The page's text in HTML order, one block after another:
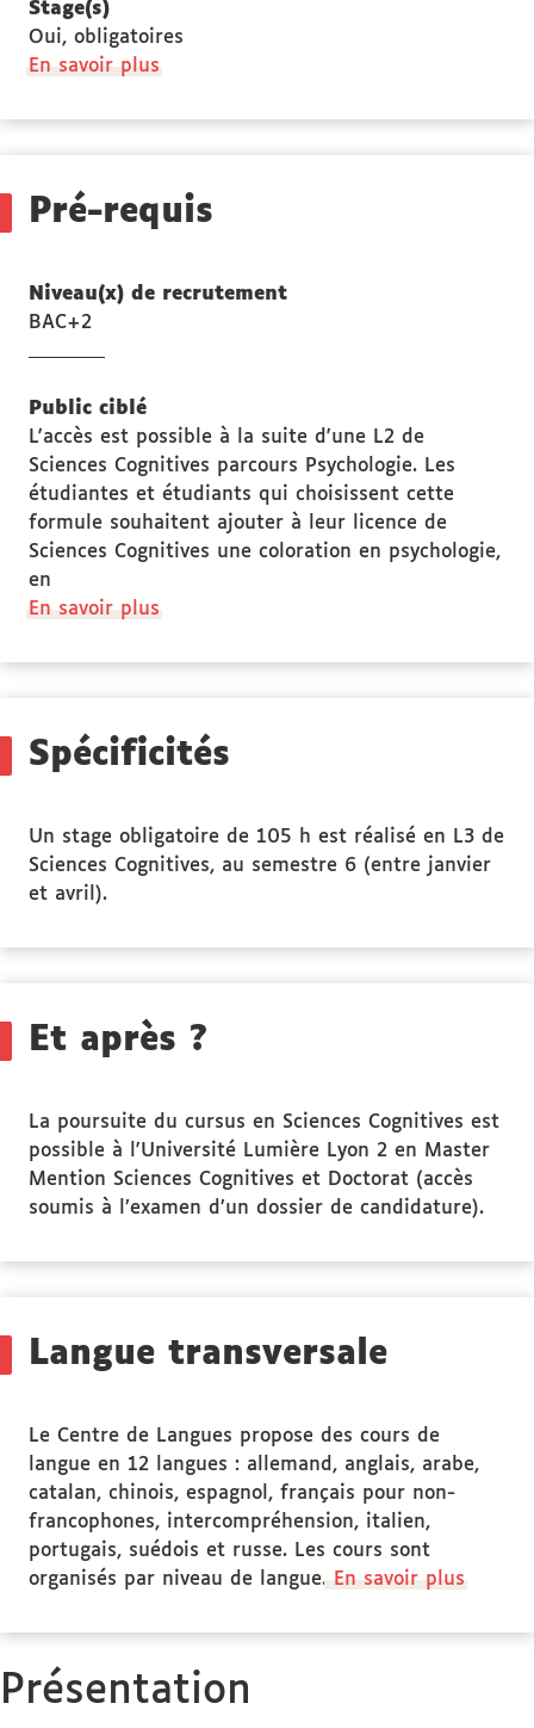
Stage(s)
Oui, obligatoires
En savoir plus
des
Pré-requis
Niveau(x) de recrutement
BAC+2
Public ciblé
L'accès est possible à la suite d'une L2 de
Sciences Cognitives parcours Psychologie. Les
étudiantes et étudiants qui choisissent cette
formule souhaitent ajouter à leur licence de
Sciences Cognitives une coloration en psychologie,
en
En savoir plus
des
Spécificités
Un stage obligatoire de 105 h est réalisé en L3 de
Sciences Cognitives, au semestre 6 (entre janvier
et avril).
Et après ?
La poursuite du cursus en Sciences Cognitives est
possible à l'Université Lumière Lyon 2 en Master
Mention Sciences Cognitives et Doctorat (accès
soumis à l’examen d’un dossier de candidature).
Langue transversale
Le Centre de Langues propose des cours de
langue en 12 langues : allemand, anglais, arabe,
catalan, chinois, espagnol, français pour non-
francophones, intercompréhension, italien,
portugais, suédois et russe. Les cours sont
organisés par niveau de langue.
En savoir plus
Présentation